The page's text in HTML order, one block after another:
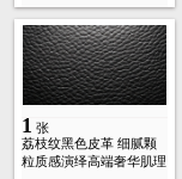
1 张
荔枝纹黑色皮革 细腻颗
粒质感演绎高端奢华肌理